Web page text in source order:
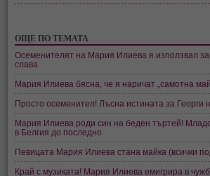
ОЩЕ ПО ТЕМАТА
Осеменителят на Мария Илиева я използвал
слава
Мария Илиева бясна, че я наричат „самотна
Просто осеменител! Лъсна истината за Георги
Мария Илиева роди син на беден търтей!
в Белгия до последно
Певицата Мария Илиева стана майка (всички
Край с музиката! Мария Илиева емигрира в